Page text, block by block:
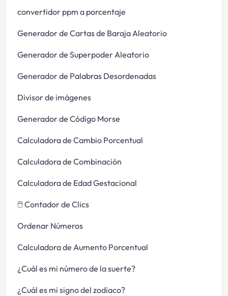
convertidor ppm a porcentaje
Generador de Cartas de Baraja Aleatorio
Generador de Superpoder Aleatorio
Generador de Palabras Desordenadas
Divisor de imágenes
Generador de Código Morse
Calculadora de Cambio Porcentual
Calculadora de Combinación
Calculadora de Edad Gestacional
🖱️ Contador de Clics
Ordenar Números
Calculadora de Aumento Porcentual
¿Cuál es mi número de la suerte?
¿Cuál es mi signo del zodiaco?